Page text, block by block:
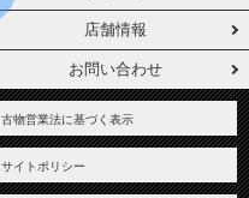
店舗情報
お問い合わせ
古物営業法に基づく表示
サイトポリシー